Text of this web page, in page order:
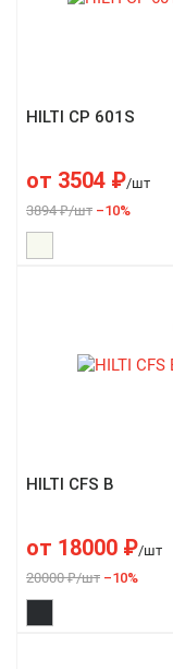
HILTI CP 601S
от 3504 ₽/шт
3894 ₽/шт –10%
HILTI CFS B
от 18000 ₽/шт
20000 ₽/шт –10%